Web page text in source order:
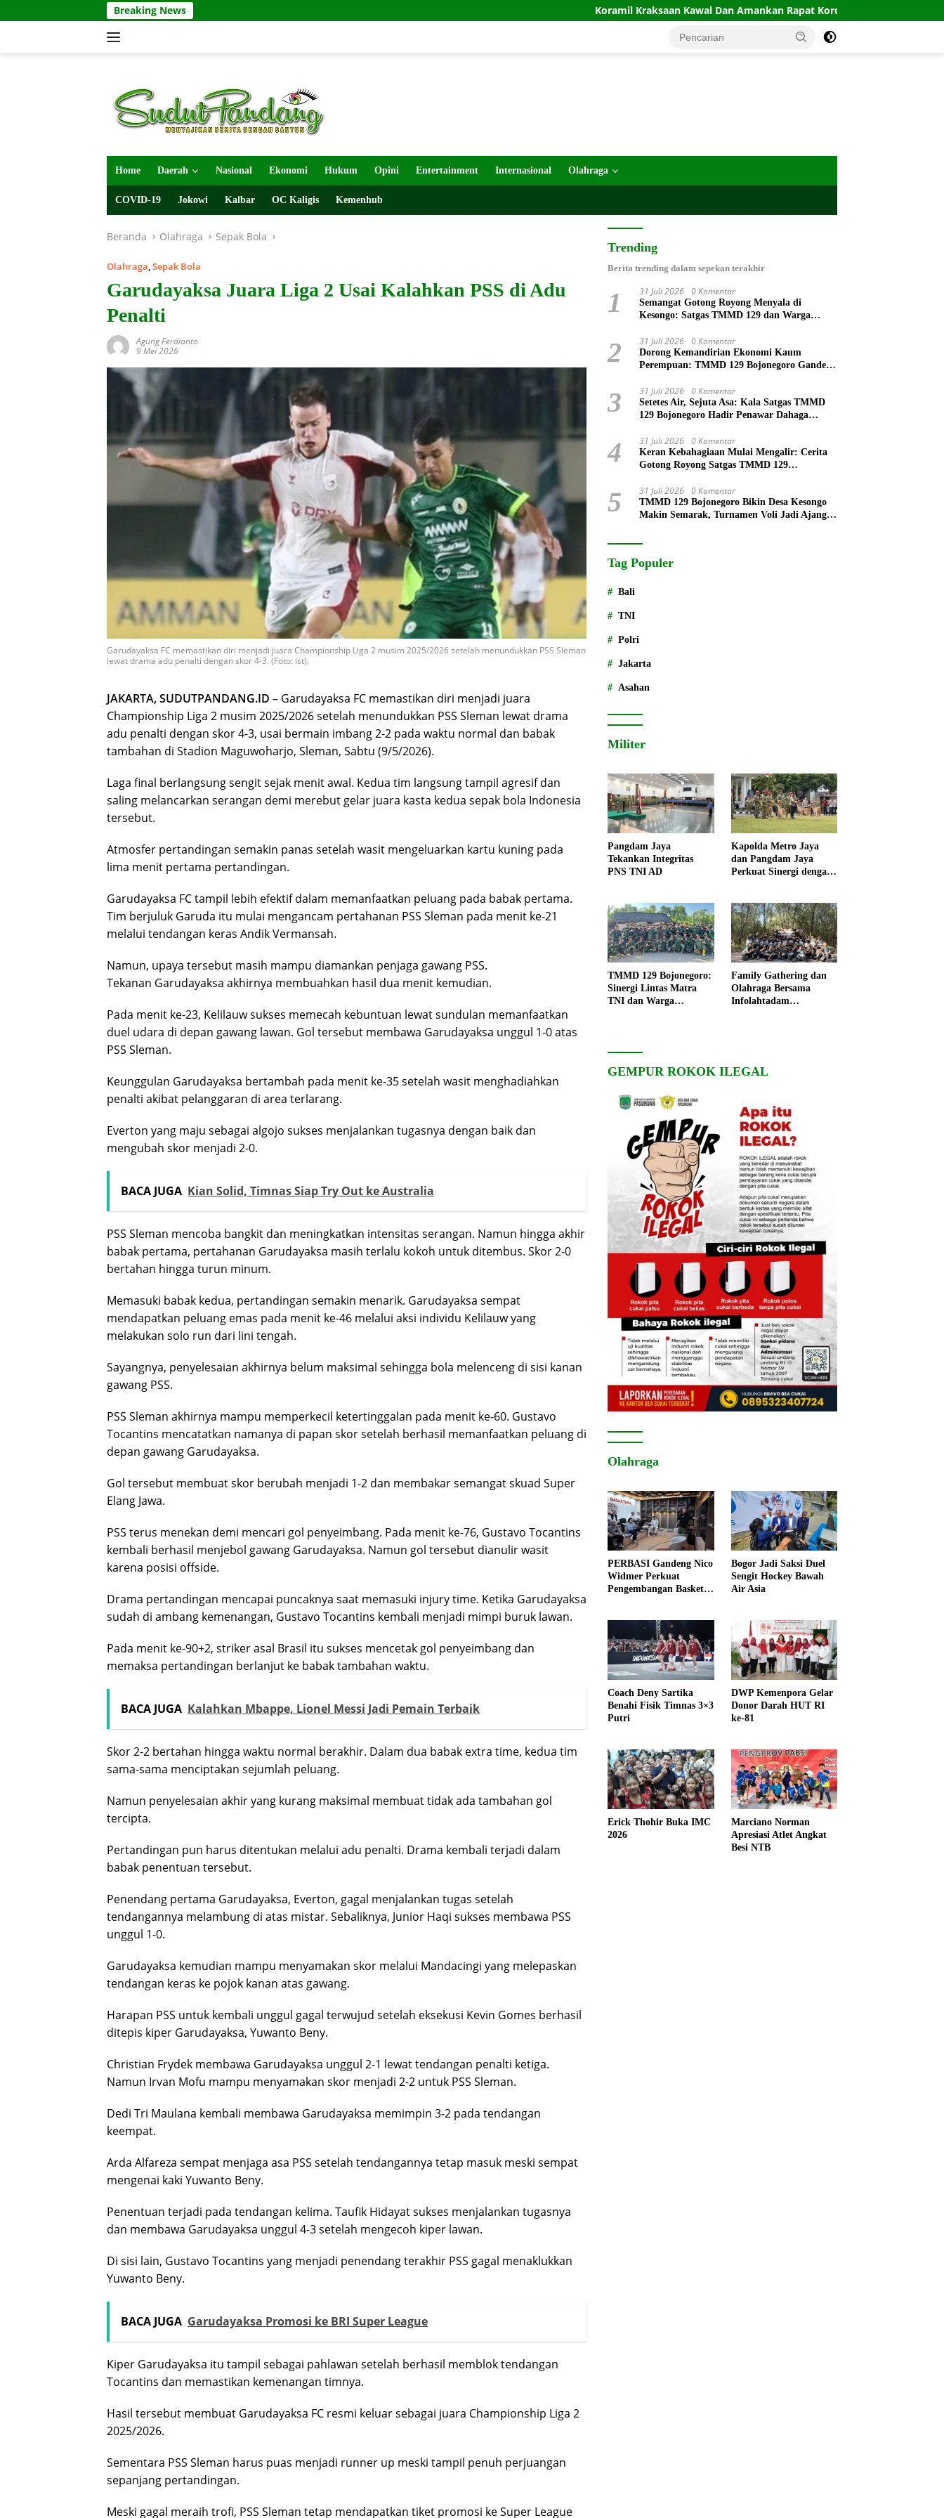
ke
Breaking News Koramil Kraksaan Kawal Dan Amankan Rapat Kordinasi Pembangunan Sekolah
Home Daerah Nasional Ekonomi Hukum Opini Entertainment Internasional Olahraga
COVID-19 Jokowi Kalbar OC Kaligis Kemenhub
Beranda Olahraga Sepak Bola
Olahraga,Sepak Bola
Garudayaksa Juara Liga 2 Usai Kalahkan PSS di Adu
Penalti
Agung Ferdianto
9 Mei 2026
Garudayaksa FC memastikan diri menjadi juara Championship Liga 2 musim 2025/2026 setelah menundukkan PSS Sleman
lewat drama adu penalti dengan skor 4-3. (Foto: ist).
JAKARTA, SUDUTPANDANG.ID – Garudayaksa FC memastikan diri menjadi juara
Championship Liga 2 musim 2025/2026 setelah menundukkan PSS Sleman lewat drama
adu penalti dengan skor 4-3, usai bermain imbang 2-2 pada waktu normal dan babak
tambahan di Stadion Maguwoharjo, Sleman, Sabtu (9/5/2026).
Laga final berlangsung sengit sejak menit awal. Kedua tim langsung tampil agresif dan
saling melancarkan serangan demi merebut gelar juara kasta kedua sepak bola Indonesia
tersebut.
Atmosfer pertandingan semakin panas setelah wasit mengeluarkan kartu kuning pada
lima menit pertama pertandingan.
Garudayaksa FC tampil lebih efektif dalam memanfaatkan peluang pada babak pertama.
Tim berjuluk Garuda itu mulai mengancam pertahanan PSS Sleman pada menit ke-21
melalui tendangan keras Andik Vermansah.
Namun, upaya tersebut masih mampu diamankan penjaga gawang PSS.
Tekanan Garudayaksa akhirnya membuahkan hasil dua menit kemudian.
Pada menit ke-23, Kelilauw sukses memecah kebuntuan lewat sundulan memanfaatkan
duel udara di depan gawang lawan. Gol tersebut membawa Garudayaksa unggul 1-0 atas
PSS Sleman.
Keunggulan Garudayaksa bertambah pada menit ke-35 setelah wasit menghadiahkan
penalti akibat pelanggaran di area terlarang.
Everton yang maju sebagai algojo sukses menjalankan tugasnya dengan baik dan
mengubah skor menjadi 2-0.
BACA JUGA Kian Solid, Timnas Siap Try Out ke Australia
PSS Sleman mencoba bangkit dan meningkatkan intensitas serangan. Namun hingga akhir
babak pertama, pertahanan Garudayaksa masih terlalu kokoh untuk ditembus. Skor 2-0
bertahan hingga turun minum.
Memasuki babak kedua, pertandingan semakin menarik. Garudayaksa sempat
mendapatkan peluang emas pada menit ke-46 melalui aksi individu Kelilauw yang
melakukan solo run dari lini tengah.
Sayangnya, penyelesaian akhirnya belum maksimal sehingga bola melenceng di sisi kanan
gawang PSS.
PSS Sleman akhirnya mampu memperkecil ketertinggalan pada menit ke-60. Gustavo
Tocantins mencatatkan namanya di papan skor setelah berhasil memanfaatkan peluang di
depan gawang Garudayaksa.
Gol tersebut membuat skor berubah menjadi 1-2 dan membakar semangat skuad Super
Elang Jawa.
PSS terus menekan demi mencari gol penyeimbang. Pada menit ke-76, Gustavo Tocantins
kembali berhasil menjebol gawang Garudayaksa. Namun gol tersebut dianulir wasit
karena posisi offside.
Drama pertandingan mencapai puncaknya saat memasuki injury time. Ketika Garudayaksa
sudah di ambang kemenangan, Gustavo Tocantins kembali menjadi mimpi buruk lawan.
Pada menit ke-90+2, striker asal Brasil itu sukses mencetak gol penyeimbang dan
memaksa pertandingan berlanjut ke babak tambahan waktu.
BACA JUGA Kalahkan Mbappe, Lionel Messi Jadi Pemain Terbaik
Skor 2-2 bertahan hingga waktu normal berakhir. Dalam dua babak extra time, kedua tim
sama-sama menciptakan sejumlah peluang.
Namun penyelesaian akhir yang kurang maksimal membuat tidak ada tambahan gol
tercipta.
Pertandingan pun harus ditentukan melalui adu penalti. Drama kembali terjadi dalam
babak penentuan tersebut.
Penendang pertama Garudayaksa, Everton, gagal menjalankan tugas setelah
tendangannya melambung di atas mistar. Sebaliknya, Junior Haqi sukses membawa PSS
unggul 1-0.
Garudayaksa kemudian mampu menyamakan skor melalui Mandacingi yang melepaskan
tendangan keras ke pojok kanan atas gawang.
Harapan PSS untuk kembali unggul gagal terwujud setelah eksekusi Kevin Gomes berhasil
ditepis kiper Garudayaksa, Yuwanto Beny.
Christian Frydek membawa Garudayaksa unggul 2-1 lewat tendangan penalti ketiga.
Namun Irvan Mofu mampu menyamakan skor menjadi 2-2 untuk PSS Sleman.
Dedi Tri Maulana kembali membawa Garudayaksa memimpin 3-2 pada tendangan
keempat.
Arda Alfareza sempat menjaga asa PSS setelah tendangannya tetap masuk meski sempat
mengenai kaki Yuwanto Beny.
Penentuan terjadi pada tendangan kelima. Taufik Hidayat sukses menjalankan tugasnya
dan membawa Garudayaksa unggul 4-3 setelah mengecoh kiper lawan.
Di sisi lain, Gustavo Tocantins yang menjadi penendang terakhir PSS gagal menaklukkan
Yuwanto Beny.
BACA JUGA Garudayaksa Promosi ke BRI Super League
Kiper Garudayaksa itu tampil sebagai pahlawan setelah berhasil memblok tendangan
Tocantins dan memastikan kemenangan timnya.
Hasil tersebut membuat Garudayaksa FC resmi keluar sebagai juara Championship Liga 2
2025/2026.
Sementara PSS Sleman harus puas menjadi runner up meski tampil penuh perjuangan
sepanjang pertandingan.
Meski gagal meraih trofi, PSS Sleman tetap mendapatkan tiket promosi ke Super League
Trending
Berita trending dalam sepekan terakhir
1 31 Juli 2026 0 Komentar
Semangat Gotong Royong Menyala di
Kesongo: Satgas TMMD 129 dan Warga
Kardo
2 31 Juli 2026 0 Komentar
Dorong Kemandirian Ekonomi Kaum
Perempuan: TMMD 129 Bojonegoro Gandeng
3 31 Juli 2026 0 Komentar
Setetes Air, Sejuta Asa: Kala Satgas TMMD
129 Bojonegoro Hadir Penawar Dahaga
4 31 Juli 2026 0 Komentar
Keran Kebahagiaan Mulai Mengalir: Cerita
Gotong Royong Satgas TMMD 129
5 31 Juli 2026 0 Komentar
TMMD 129 Bojonegoro Bikin Desa Kesongo
Makin Semarak, Turnamen Voli Jadi Ajang
Tag Populer
Bali
TNI
Polri
Jakarta
Asahan
Militer
Pangdam Jaya
Tekankan Integritas
PNS TNI AD
Kapolda Metro Jaya
dan Pangdam Jaya
Perkuat Sinergi dengan
TMMD 129 Bojonegoro:
Sinergi Lintas Matra
TNI dan Warga
Family Gathering dan
Olahraga Bersama
Infolahtadam
GEMPUR ROKOK ILEGAL
Olahraga
PERBASI Gandeng Nico
Widmer Perkuat
Pengembangan Basket
Bogor Jadi Saksi Duel
Sengit Hockey Bawah
Air Asia
Coach Deny Sartika
Benahi Fisik Timnas 3×3
Putri
DWP Kemenpora Gelar
Donor Darah HUT RI
ke-81
Erick Thohir Buka IMC
2026
Marciano Norman
Apresiasi Atlet Angkat
Besi NTB